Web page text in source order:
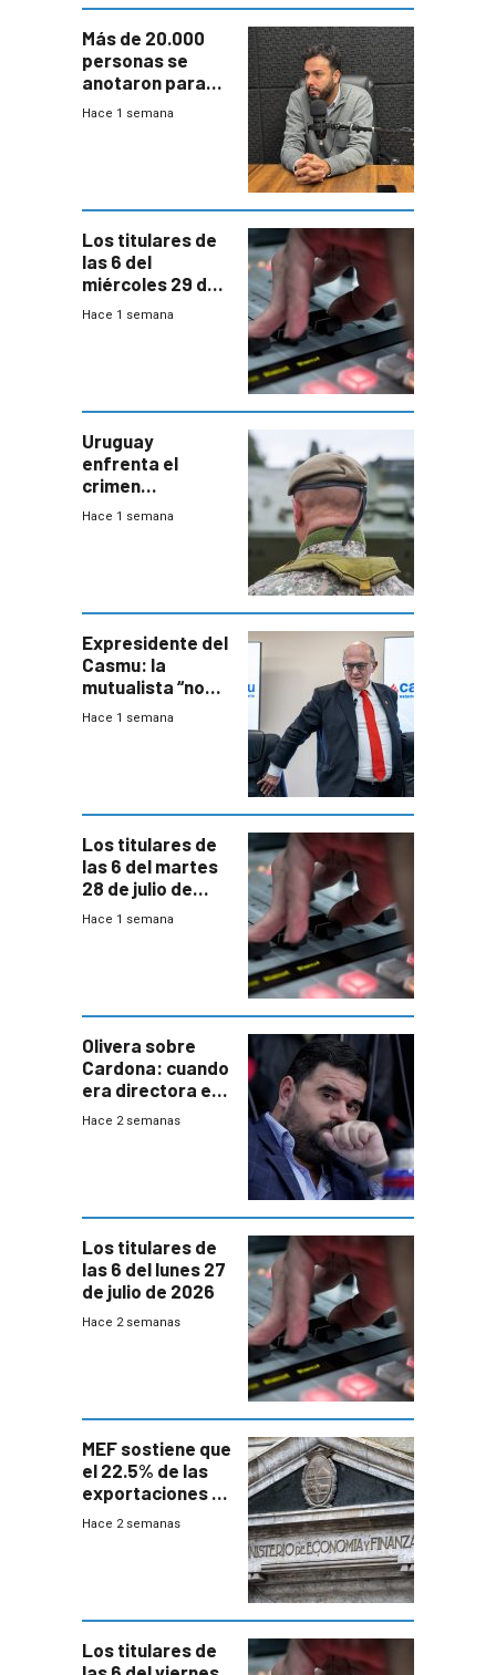
Más de 20.000
personas se
anotaron para
las pruebas
Hace 1 semana
Los titulares de
las 6 del
miércoles 29 de
julio de 2026
Hace 1 semana
Uruguay
enfrenta el
crimen
organizado con
seguridad
Hace 1 semana
Expresidente del
Casmu: la
mutualista “no
está para pagar”
Hace 1 semana
Los titulares de
las 6 del martes
28 de julio de
2026
Hace 1 semana
Olivera sobre
Cardona: cuando
era directora en
UTE “no era muy
Hace 2 semanas
Los titulares de
las 6 del lunes 27
de julio de 2026
Hace 2 semanas
MEF sostiene que
el 22.5% de las
exportaciones a
EE.UU se verán
Hace 2 semanas
Los titulares de